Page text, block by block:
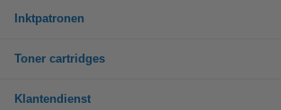
Inktpatronen
Toner cartridges
Klantendienst